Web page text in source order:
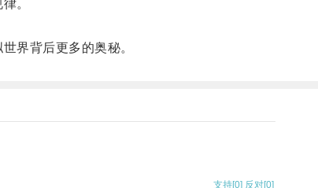
。
界背后更多的奥秘。
支持[0] 反对[0]